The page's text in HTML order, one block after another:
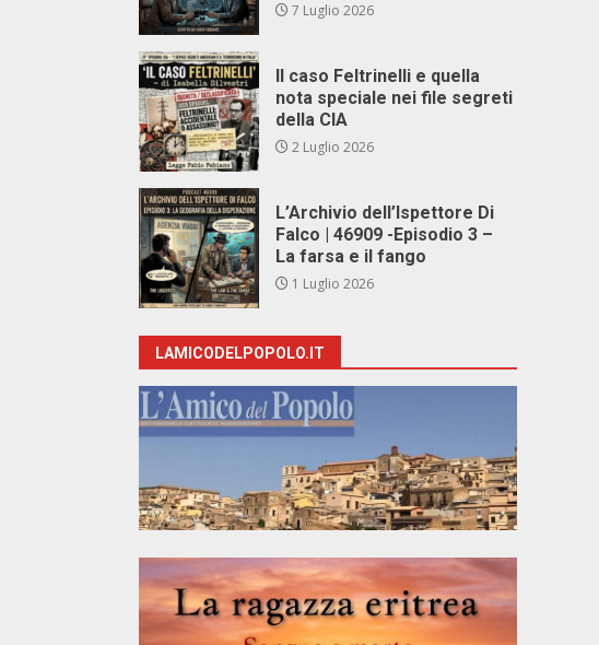
7 Luglio 2026
Il caso Feltrinelli e quella
nota speciale nei file segreti
della CIA
2 Luglio 2026
L’Archivio dell’Ispettore Di
Falco | 46909 -Episodio 3 –
La farsa e il fango
1 Luglio 2026
LAMICODELPOPOLO.IT